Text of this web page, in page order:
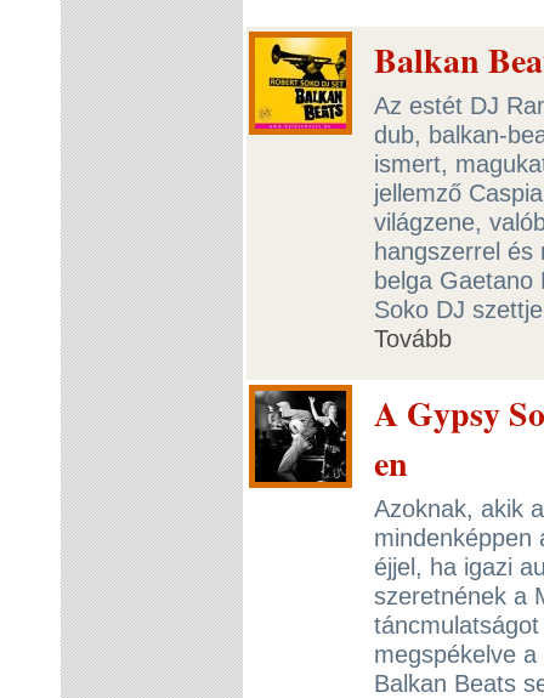
Balkan
Az estét DJ
dub, balkan-
ismert,
jellemző
világzene,
hangszerrel és
belga Gaetano
Soko DJ
Tovább
A Gypsy
en
Azoknak, akik
mindenképpen
éjjel, ha igazi
szeretnének a
megspékelve
Balkan Beats